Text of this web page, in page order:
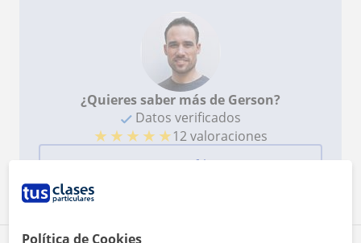
¿Quieres saber más de Gerson?
Datos verificados
★ ★ ★ ★ ★12 valoraciones
Ver perfil
Política de Cookies